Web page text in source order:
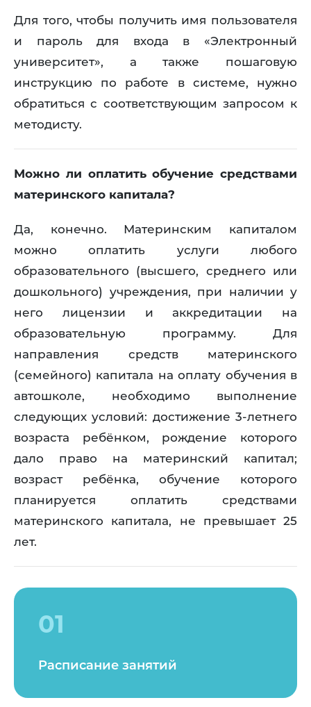
Для того, чтобы получить имя пользователя
и пароль для входа в «Электронный
университет», а также пошаговую
инструкцию по работе в системе, нужно
обратиться с соответствующим запросом к
методисту.
Можно ли оплатить обучение средствами
материнского капитала?
Да, конечно. Материнским капиталом
можно оплатить услуги любого
образовательного (высшего, среднего или
дошкольного) учреждения, при наличии у
него лицензии и аккредитации на
образовательную программу. Для
направления средств материнского
(семейного) капитала на оплату обучения в
автошколе, необходимо выполнение
следующих условий: достижение 3-летнего
возраста ребёнком, рождение которого
дало право на материнский капитал;
возраст ребёнка, обучение которого
планируется оплатить средствами
материнского капитала, не превышает 25
лет.
01
Расписание занятий